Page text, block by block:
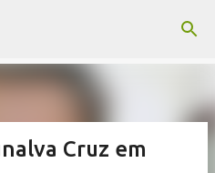
principal
Cruz em